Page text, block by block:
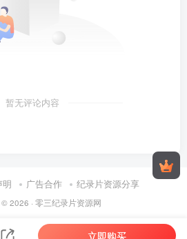
暂无评论内容
明 广告合作 纪录片资源分享
2026 · 零三纪录片资源网
立即购买